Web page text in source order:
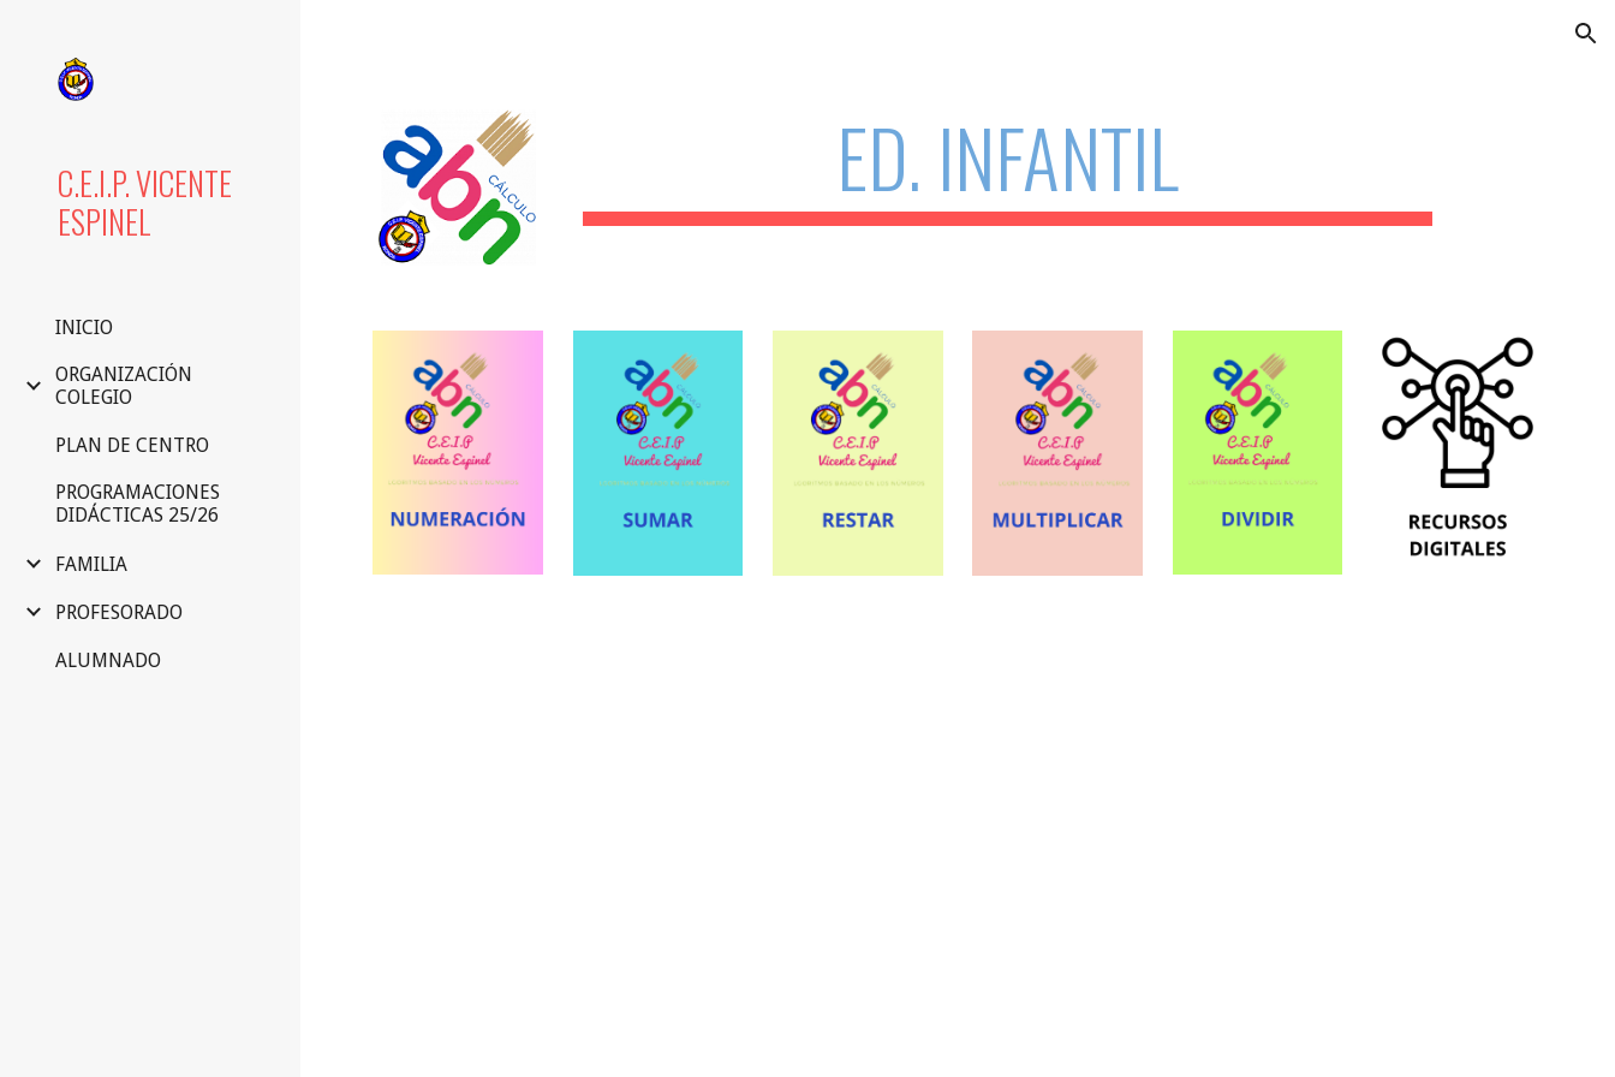
C.E.I.P. VICENTE
ESPINEL
INICIO
ORGANIZACIÓN
COLEGIO
PLAN DE CENTRO
PROGRAMACIONES
DIDÁCTICAS 25/26
FAMILIA
PROFESORADO
ALUMNADO
ED. INFANTIL